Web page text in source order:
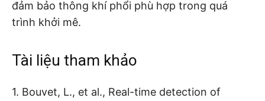
đảm bảo thông khí phổi phù hợp trong quá
trình khởi mê.
Tài liệu tham khảo
1. Bouvet, L., et al., Real-time detection of